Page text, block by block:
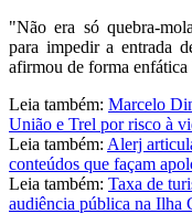
"Não era só quebra-
para impedir a entrada
afirmou de forma
Leia também: Marcelo
União e Trel por risco à
Leia também: Alerj
conteúdos que façam
Leia também: Taxa de
audiência pública na Ilha